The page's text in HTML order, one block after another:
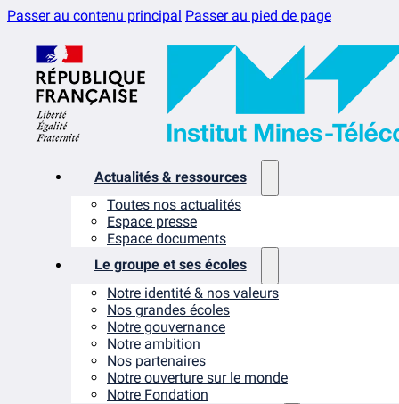
Passer au contenu principal Passer au pied de page
Actualités & ressources
Toutes nos actualités
Espace presse
Espace documents
Le groupe et ses écoles
Notre identité & nos valeurs
Nos grandes écoles
Notre gouvernance
Notre ambition
Nos partenaires
Notre ouverture sur le monde
Notre Fondation